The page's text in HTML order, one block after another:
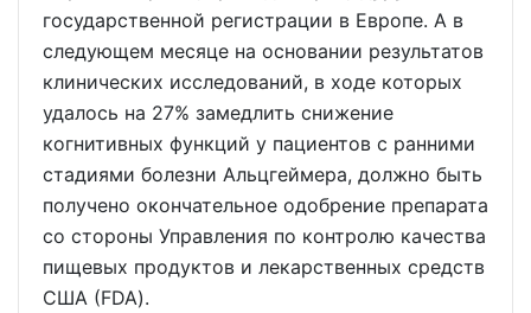
государственной регистрации в Европе. А в
следующем месяце на основании результатов
клинических исследований, в ходе которых
удалось на 27% замедлить снижение
когнитивных функций у пациентов с ранними
стадиями болезни Альцгеймера, должно быть
получено окончательное одобрение препарата
со стороны Управления по контролю качества
пищевых продуктов и лекарственных средств
США (FDA).